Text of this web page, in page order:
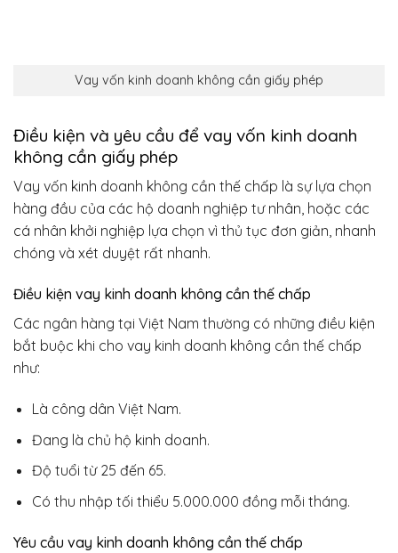
Vay vốn kinh doanh không cần giấy phép
Điều kiện và yêu cầu để vay vốn kinh doanh
không cần giấy phép
Vay vốn kinh doanh không cần thế chấp là sự lựa chọn
hàng đầu của các hộ doanh nghiệp tư nhân, hoặc các
cá nhân khởi nghiệp lựa chọn vì thủ tục đơn giản, nhanh
chóng và xét duyệt rất nhanh.
Điều kiện vay kinh doanh không cần thế chấp
Các ngân hàng tại Việt Nam thường có những điều kiện
bắt buộc khi cho vay kinh doanh không cần thế chấp
như:
Là công dân Việt Nam.
Đang là chủ hộ kinh doanh.
Độ tuổi từ 25 đến 65.
Có thu nhập tối thiểu 5.000.000 đồng mỗi tháng.
Yêu cầu vay kinh doanh không cần thế chấp